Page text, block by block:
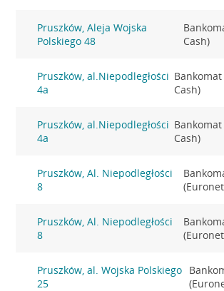
Pruszków, Aleja Wojska
Polskiego 48
Cash)
Pruszków, al.Niepodległości
4a
Cash)
Pruszków, al.Niepodległości
4a
Cash)
Pruszków, Al. Niepodległości
8
Pruszków, Al. Niepodległości
8
Pruszków, al. Wojska Polskiego
25